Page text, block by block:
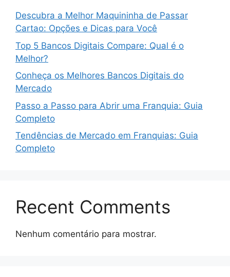
Descubra a Melhor Maquininha de Passar
Cartao: Opções e Dicas para Você
Top 5 Bancos Digitais Compare: Qual é o
Melhor?
Conheça os Melhores Bancos Digitais do
Mercado
Passo a Passo para Abrir uma Franquia: Guia
Completo
Tendências de Mercado em Franquias: Guia
Completo
Recent Comments
Nenhum comentário para mostrar.